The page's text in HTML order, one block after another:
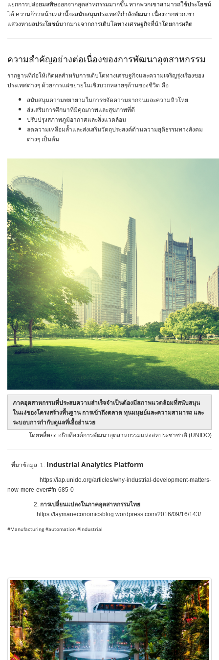
แยกการปล่อยมลพิษออกจากอุตสาหกรรมมากขึ้น หากพวกเขาสามารถใช้ประโยชน์
ได้ ความก้าวหน้าเหล่านี้จะสนับสนุนประเทศที่กำลังพัฒนา เนื่องจากพวกเขา
แสวงหาผลประโยชน์มากมายจากการเติบโตทางเศรษฐกิจที่นำโดยการผลิต
ความสำคัญอย่างต่อเนื่องของการพัฒนาอุตสาหกรรม
รากฐานที่ก่อให้เกิดผลสำหรับการเติบโตทางเศรษฐกิจและความเจริญรุ่งเรืองของ
ประเทศต่างๆ ด้วยการแผ่ขยายในเชิงบวกหลายๆด้านของชีวิต คือ
สนับสนุนความพยายามในการขจัดความยากจนและความหิวโหย
ส่งเสริมการศึกษาที่มีคุณภาพและสุขภาพที่ดี
ปรับปรุงสภาพภูมิอากาศและสิ่งแวดล้อม
ลดความเหลื่อมล้ำและส่งเสริมวัตถุประสงค์ด้านความยุติธรรมทางสังคม
ต่างๆ เป็นต้น
ภาคอุตสาหกรรมที่ประสบความสำเร็จจำเป็นต้องมีสภาพแวดล้อมที่สนับสนุน
ในแง่ของโครงสร้างพื้นฐาน การเข้าถึงตลาด ทุนมนุษย์และความสามารถ และ
ระบอบการกำกับดูแลที่เอื้ออำนวย
โดยหลี่หยง อธิบดีองค์การพัฒนาอุตสาหกรรมแห่งสหประชาชาติ (UNIDO)
ที่มาข้อมูล: 1. Industrial Analytics Platform
https://iap.unido.org/articles/why-industrial-development-matters-
now-more-ever#fn-685-0
2. การเปลี่ยนแปลงในภาคอุตสาหกรรมไทย
https://laymaneconomicsblog.wordpress.com/2016/09/16/143/
#Manufacturing #automation #industrial